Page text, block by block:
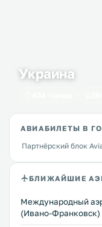
Украина
АВИАБИЛЕТЫ В
Партнёрский блок
БЛИЖАЙШИЕ
Международный
(Ивано-Франковск)